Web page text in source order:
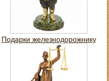
Подарки железнодорожнику